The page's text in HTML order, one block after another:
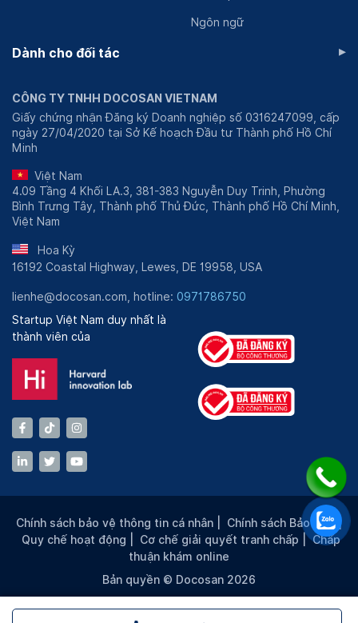
Ngôn ngữ
Dành cho đối tác ▸
CÔNG TY TNHH DOCOSAN VIETNAM
Giấy chứng nhận Đăng ký Doanh nghiệp số 0316247099, cấp
ngày 27/04/2020 tại Sở Kế hoạch Đầu tư Thành phố Hồ Chí
Minh
Việt Nam
4.09 Tầng 4 Khối LA.3, 381-383 Nguyễn Duy Trinh, Phường
Bình Trưng Tây, Thành phố Thủ Đức, Thành phố Hồ Chí Minh,
Việt Nam
Hoa Kỳ
16192 Coastal Highway, Lewes, DE 19958, USA
lienhe@docosan.com, hotline: 0971786750
Startup Việt Nam duy nhất là
thành viên của
Chính sách bảo vệ thông tin cá nhân Chính sách Bảo mật |
Quy chế hoạt động
Cơ chế giải quyết tranh chấp |Chấp
thuận khám online
Bản quyền © Docosan 2026